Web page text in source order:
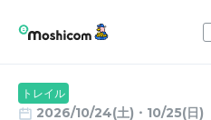
トレイル
2026/10/24(土)・10/25(日)